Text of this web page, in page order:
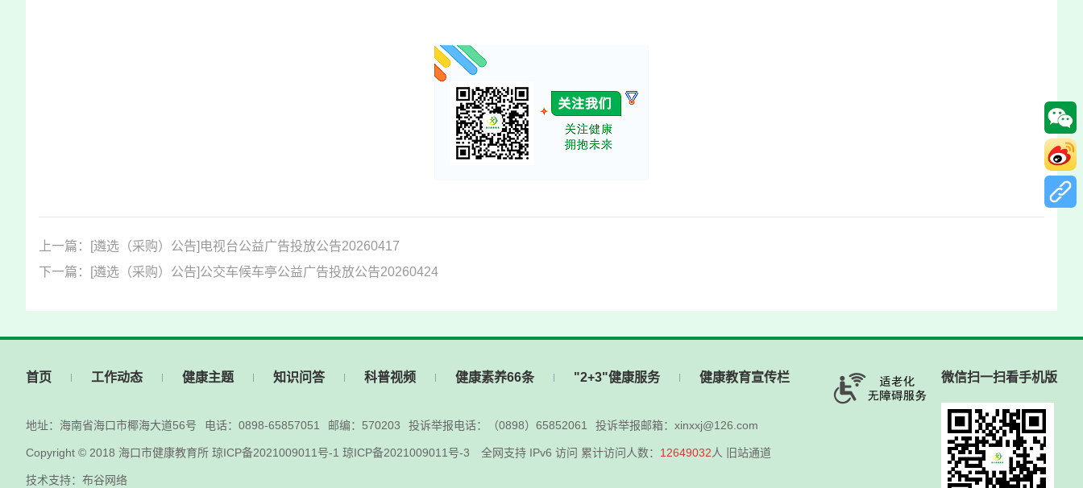
上一篇：[遴选（采购）公告]电视台公益广告投放公告20260417
下一篇：[遴选（采购）公告]公交车候车亭公益广告投放公告20260424
首页 工作动态 健康主题 知识问答 科普视频 健康素养66条 "2+3"健康服务 健康教育宣传栏
地址：海南省海口市椰海大道56号 电话：0898-65857051 邮编：570203 投诉举报电话：（0898）65852061 投诉举报邮箱：xinxxj@126.com
Copyright © 2018 海口市健康教育所 琼ICP备2021009011号-1 琼ICP备2021009011号-3 全网支持 IPv6 访问 累计访问人数： 12649032人 旧站通道
技术支持：布谷网络
微信扫一扫看手机版